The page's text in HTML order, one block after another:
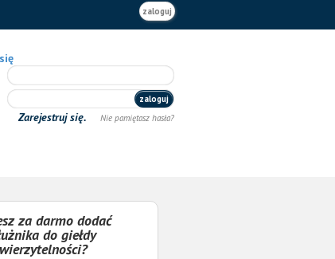
zaloguj
zaloguj
Zarejestruj się. Nie pamiętasz hasła?
za darmo dodać
do giełdy
wierzytelności?